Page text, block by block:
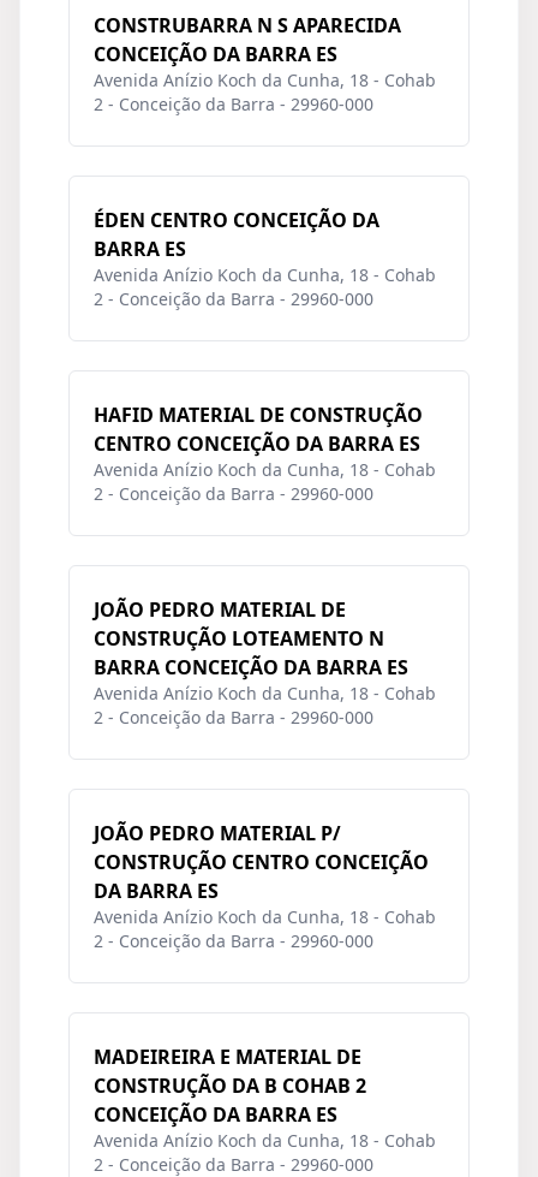
CONSTRUBARRA N S APARECIDA
CONCEIÇÃO DA BARRA ES
Avenida Anízio Koch da Cunha, 18 - Cohab
2 - Conceição da Barra - 29960-000
ÉDEN CENTRO CONCEIÇÃO DA
BARRA ES
Avenida Anízio Koch da Cunha, 18 - Cohab
2 - Conceição da Barra - 29960-000
HAFID MATERIAL DE CONSTRUÇÃO
CENTRO CONCEIÇÃO DA BARRA ES
Avenida Anízio Koch da Cunha, 18 - Cohab
2 - Conceição da Barra - 29960-000
JOÃO PEDRO MATERIAL DE
CONSTRUÇÃO LOTEAMENTO N
BARRA CONCEIÇÃO DA BARRA ES
Avenida Anízio Koch da Cunha, 18 - Cohab
2 - Conceição da Barra - 29960-000
JOÃO PEDRO MATERIAL P/
CONSTRUÇÃO CENTRO CONCEIÇÃO
DA BARRA ES
Avenida Anízio Koch da Cunha, 18 - Cohab
2 - Conceição da Barra - 29960-000
MADEIREIRA E MATERIAL DE
CONSTRUÇÃO DA B COHAB 2
CONCEIÇÃO DA BARRA ES
Avenida Anízio Koch da Cunha, 18 - Cohab
2 - Conceição da Barra - 29960-000